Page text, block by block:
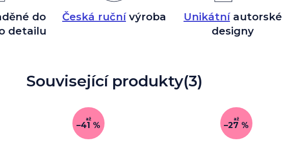
do
detailu
Česká ručnívýroba Unikátníautorské
designy
Související produkty(3)
až
–41 %
až
–27 %